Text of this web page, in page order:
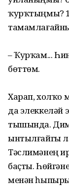
ҡурҡтыңмы?
– Ҡурҡам...
бөттөм.
Харап, холҡо
да элеккеләй
тышында. Дим
ынтылғайгы
Тәслимәнең
баҫты.
менән